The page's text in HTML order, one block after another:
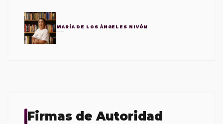
MARÍA DE LOS ÁNGELES NIVÓN
Firmas de Autoridad